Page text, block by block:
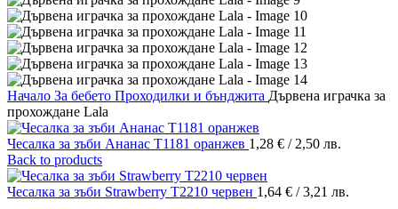
Начало За бебето Проходилки и бънджита Дървена играчка за
прохождане Lala
Чесалка за зъби Ананас T1181 оранжев 1,28 € / 2,50 лв.
Back to products
Чесалка за зъби Strawberry T2210 червен 1,64 € / 3,21 лв.